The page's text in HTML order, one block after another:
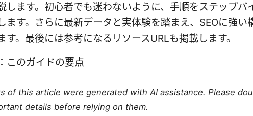
します。初心者でも迷わないように、手順をステップ
ます。さらに最新データと実体験を踏まえ、SEOに強い
す。最後には参考になるリソースURLも掲載します。
このガイドの要点
of this article were generated with AI assistance. Please
details before relying on them.